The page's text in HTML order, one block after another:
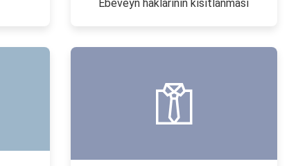
Ebeveyn haklarının kısıtlanması